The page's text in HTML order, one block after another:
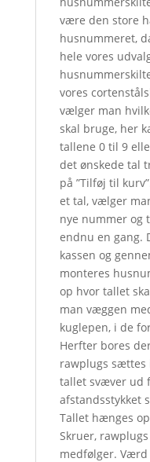
være den store
husnummeret,
hele vores
vores
vælger man
skal bruge, her
tallene 0 til 9
det ønskede tal
på ”Tilføj til
et tal, vælger
nye nummer og
endnu en gang.
kassen og
monteres
op hvor tallet
man væggen
kuglepen, i de
Herfter bores
rawplugs
tallet svæver ud
afstandsstykket
Tallet hænges
Skruer,
medfølger. Værd